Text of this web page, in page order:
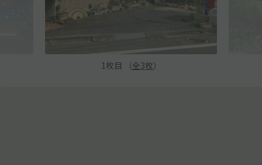
1枚目 （全3枚）